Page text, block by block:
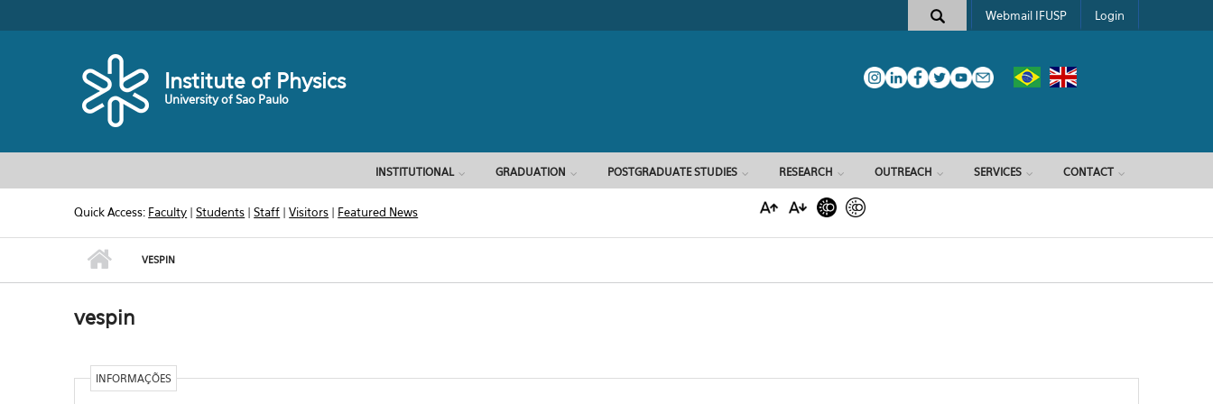
Search form
Webmail IFUSP Login
Institute of Physics
University of Sao Paulo
INSTITUTIONAL GRADUATION POSTGRADUATE STUDIES RESEARCH OUTREACH SERVICES CONTACT
Quick Access: Faculty |Students |Staff |Visitors | Featured News
VESPIN
vespin
INFORMAÇÕES